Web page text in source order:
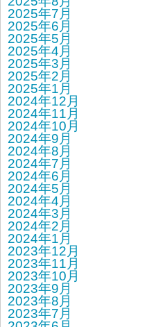
2025年7月
2025年6月
2025年5月
2025年4月
2025年3月
2025年2月
2025年1月
2024年12月
2024年11月
2024年10月
2024年9月
2024年8月
2024年7月
2024年6月
2024年5月
2024年4月
2024年3月
2024年2月
2024年1月
2023年12月
2023年11月
2023年10月
2023年9月
2023年8月
2023年7月